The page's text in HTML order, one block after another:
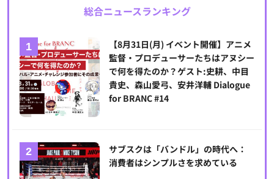
総合ニュースランキング
【8月31日(月) イベント開催】アニメ
監督・プロデューサーたちはアヌシー
で何を得たのか？ゲスト:史耕、中目
貴史、森山愛弓、安井洋輔 Dialogue
for BRANC #14
サブスクは「バンドル」の時代へ：
消費者はシンプルさを求めている